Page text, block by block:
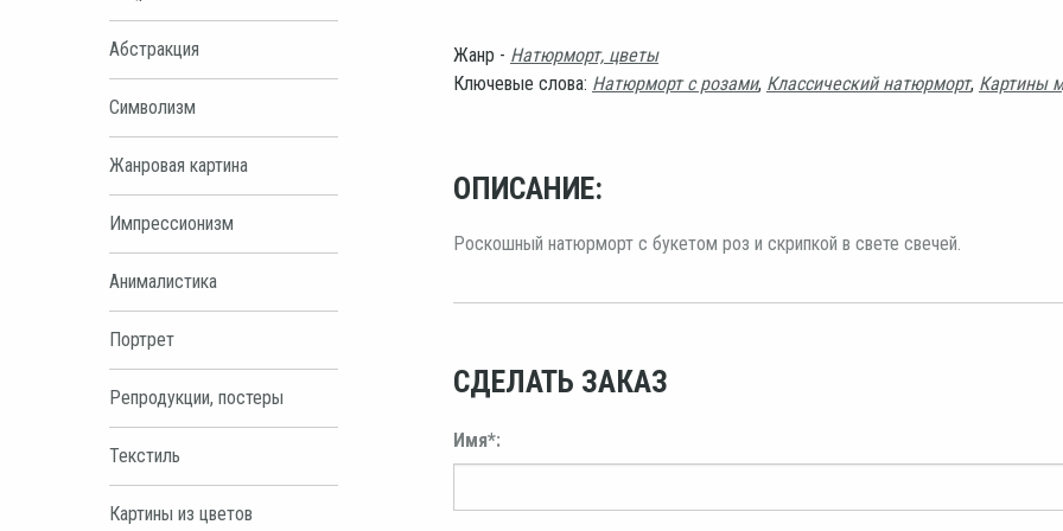
Абстракция
Символизм
Жанровая картина
Импрессионизм
Анималистика
Портрет
Репродукции, постеры
Текстиль
Картины из цветов
Жанр - Натюрморт, цветы
Ключевые слова: Натюрморт с розами, Классический натюрморт, Картины
ОПИСАНИЕ:
Роскошный натюрморт с букетом роз и скрипкой в свете свечей.
СДЕЛАТЬ ЗАКАЗ
Имя*: